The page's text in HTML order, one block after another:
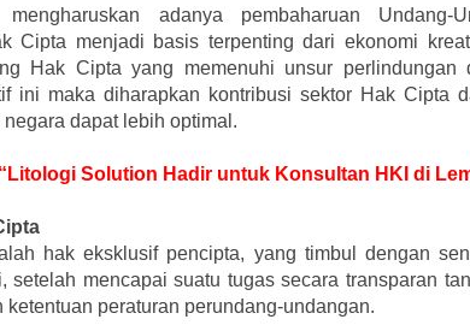
adanya pembaharuan Undang-
Cipta menjadi basis terpenting dari ekonomi
Hak Cipta yang memenuhi unsur perlindungan
ini maka diharapkan kontribusi sektor Hak Cipta
dapat lebih optimal.
“Litologi Solution Hadir untuk Konsultan HKI di
hak eksklusif pencipta, yang timbul dengan
setelah mencapai suatu tugas secara transparan
ketentuan peraturan perundang-undangan.